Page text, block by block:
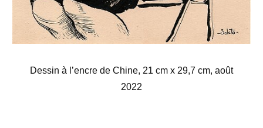
Dessin à l’encre de Chine, 21 cm x 29,7 cm, août
2022